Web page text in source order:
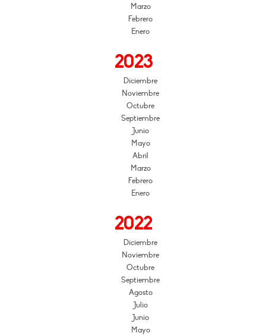
Marzo
Febrero
Enero
2023
Diciembre
Noviembre
Octubre
Septiembre
Junio
Mayo
Abril
Marzo
Febrero
Enero
2022
Diciembre
Noviembre
Octubre
Septiembre
Agosto
Julio
Junio
Mayo